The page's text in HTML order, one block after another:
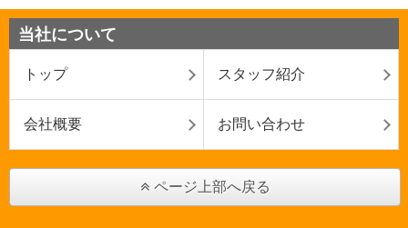
当社について
トップ スタッフ紹介
会社概要 お問い合わせ
ページ上部へ戻る